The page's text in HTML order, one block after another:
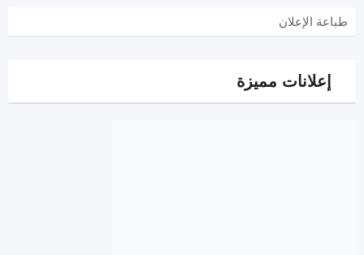
طباعة الإعلان
إعلانات مميزة